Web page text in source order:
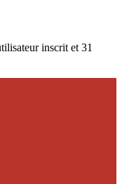
inscrit et 31